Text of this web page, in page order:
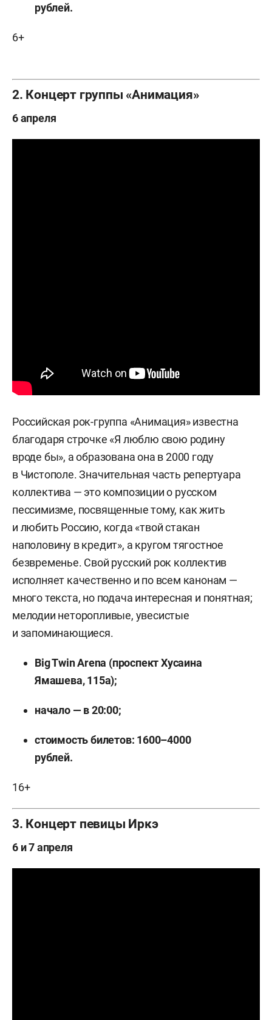
рублей.
6+
2. Концерт группы «Анимация»
6 апреля
Российская рок-группа «Анимация» известна
благодаря строчке «Я люблю свою родину
вроде бы», а образована она в 2000 году
в Чистополе. Значительная часть репертуара
коллектива — это композиции о русском
пессимизме, посвященные тому, как жить
и любить Россию, когда «твой стакан
наполовину в кредит», а кругом тягостное
безвременье. Свой русский рок коллектив
исполняет качественно и по всем канонам —
много текста, но подача интересная и понятная;
мелодии неторопливые, увесистые
и запоминающиеся.
Big Twin Arena (проспект Хусаина
Ямашева, 115а);
начало — в 20:00;
стоимость билетов: 1600–4000
рублей.
16+
3. Концерт певицы Иркэ
6 и 7 апреля